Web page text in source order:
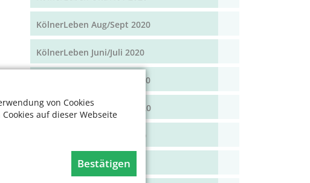
von Cookies
auf dieser Webseite
Bestätigen
KölnerLeben Aug/Sept 2020
KölnerLeben Juni/Juli 2020
KölnerLeben April/Mai 2020
KölnerLeben Feb/März 2020
KölnerLeben Dez 19/Jan 20
KölnerLeben Okt/Nov 19